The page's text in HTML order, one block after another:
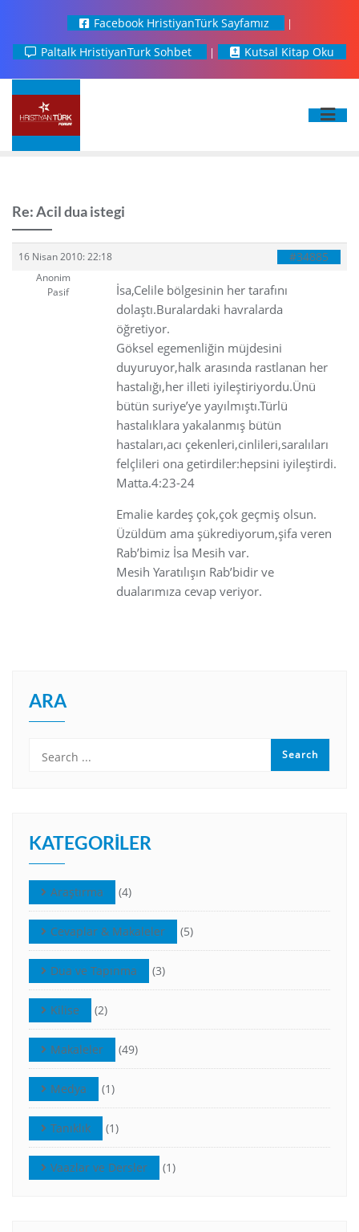
Facebook HristiyanTürk Sayfamız
Paltalk HristiyanTurk Sohbet
Kutsal Kitap Oku
Re: Acil dua istegi
16 Nisan 2010: 22:18 #34885
Anonim
Pasif
İsa,Celile bölgesinin her tarafını
dolaştı.Buralardaki havralarda
öğretiyor.
Göksel egemenliğin müjdesini
duyuruyor,halk arasında rastlanan her
hastalığı,her illeti iyileştiriyordu.Ünü
bütün suriye’ye yayılmıştı.Türlü
hastalıklara yakalanmış bütün
hastaları,acı çekenleri,cinlileri,saralıları
felçlileri ona getirdiler:hepsini iyileştirdi.
Matta.4:23-24
Emalie kardeş çok,çok geçmiş olsun.
Üzüldüm ama şükrediyorum,şifa veren
Rab’bimiz İsa Mesih var.
Mesih Yaratılışın Rab’bidir ve
dualarımıza cevap veriyor.
ARA
KATEGORILER
Araştırma (4)
Cevaplar & Makaleler (5)
Dua ve Tapınma (3)
Kilise (2)
Makaleler (49)
Medya (1)
Tanıklık (1)
Vaazlar ve Dersler (1)